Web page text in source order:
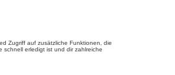
Zugriff auf zusätzliche Funktionen, die
schnell erledigt ist und dir zahlreiche